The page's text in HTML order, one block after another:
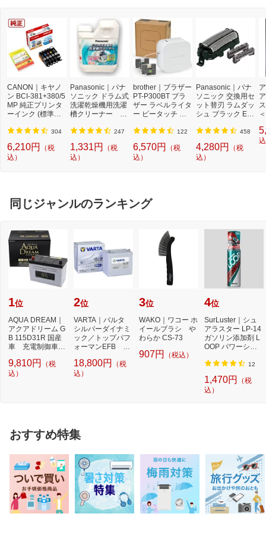
CANON｜キヤノ
ン BCI-381+380/5
MP 純正プリンタ
ーインク (標準容
3813805MP] 304
6,210円
（税
込）
Panasonic｜パナ
ソニック ドラム式
洗濯乾燥機用洗濯
槽クリーナー N-
機 洗浄 洗剤 750m
247
1,331円
（税
込）
brother｜ブラザー
PT-P300BT ブラ
ザー ラベルライタ
ー ピータッチ キ
T (3.5mm~12mm
OUCH CUBE（ピ
ータッチキュー
122
6,570円
（税
込）
Panasonic｜パナ
ソニック 交換用セ
ット替刃 ラムダッ
シュ ブラック ES
セット][電気シェ
ラムダッシュ ES9
013]
458
4,280円
（税
込）
同じジャンルのランキング
1位
AQUA DREAM｜
アクアドリーム G
B 115D31R 国産
車 充電制御車対
OLD BA...
9,810円
（税
込）
2位
VARTA｜バルタ
シルバーダイナミ
ック／トップパフ
ォーマンEFB 充
リ...
18,800円
（税
込）
3位
WAKO｜ワコー ホ
イールブラシ や
わらか CS-73
907円 （税込）
4位
SurLuster｜シュ
アラスター LP-14
ガソリン添加剤 L
OOP パワーショ
12
1,470円
（税
込）
おすすめ特集